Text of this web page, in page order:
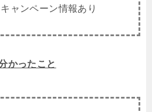
ャンペーン情報あり
かったこと